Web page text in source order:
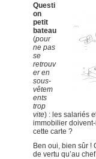
Questi
on
petit
bateau
(pour
ne pas
se
retrouv
er en
sous-
vêtem
ents
trop
vite) : les salariés
immobilier
cette carte ?
Ben oui, bien sûr !
de vertu qu’au